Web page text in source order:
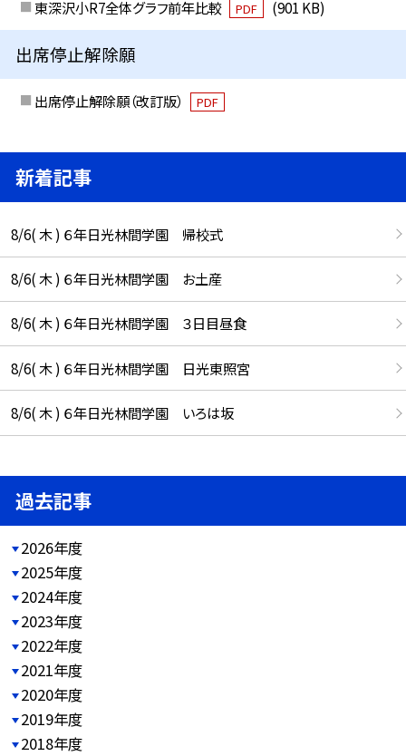
東深沢小R7全体グラフ前年比較 PDF (901 KB)
出席停止解除願
出席停止解除願（改訂版） PDF
新着記事
8/6( 木 ) ６年日光林間学園 帰校式
8/6( 木 ) ６年日光林間学園 お土産
8/6( 木 ) ６年日光林間学園 ３日目昼食
8/6( 木 ) ６年日光林間学園 日光東照宮
8/6( 木 ) ６年日光林間学園 いろは坂
過去記事
2026年度
2025年度
2024年度
2023年度
2022年度
2021年度
2020年度
2019年度
2018年度